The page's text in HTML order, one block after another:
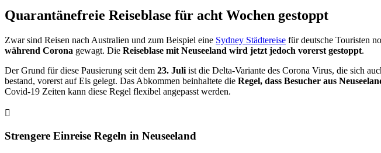
Quarantänefreie Reiseblase für acht Wochen gestoppt
Zwar sind Reisen nach Australien und zum Beispiel eine Sydney Städtereise für deutsche Touristen
während Corona gewagt. Die Reiseblase mit Neuseeland wird jetzt jedoch vorerst gestoppt.
Der Grund für diese Pausierung seit dem 23. Juli ist die Delta-Variante des Corona Virus, die sich
bestand, vorerst auf Eis gelegt. Das Abkommen beinhaltete die Regel, dass Besucher aus
Covid-19 Zeiten kann diese Regel flexibel angepasst werden.
Strengere Einreise Regeln in Neuseeland